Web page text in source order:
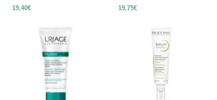
19,40€ 19,75€